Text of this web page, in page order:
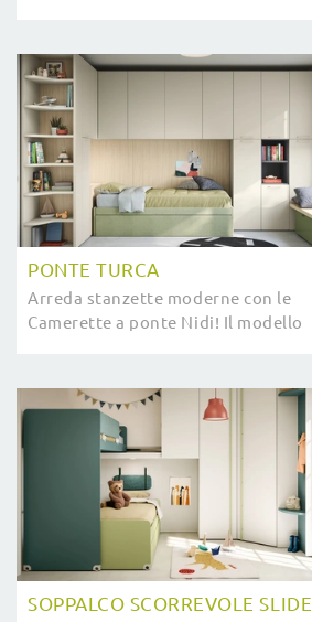
PONTE TURCA
Arreda stanzette moderne con le
Camerette a ponte Nidi! Il modello
SOPPALCO SCORREVOLE SLIDE